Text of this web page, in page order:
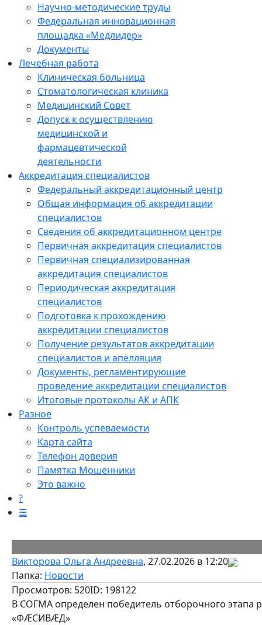
Научно-методические труды
Федеральная инновационная
площадка «Медлидер»
Документы
Лечебная работа
Клиническая больница
Стоматологическая клиника
Медицинский Совет
Допуск к осуществлению
медицинской и
фармацевтической
деятельности
Аккредитация специалистов
Федеральный аккредитационный центр
Общая информация об аккредитации
специалистов
Сведения об аккредитационном центре
Первичная аккредитация специалистов
Первичная специализированная
аккредитация специалистов
Периодическая аккредитация
специалистов
Подготовка к прохождению
аккредитации специалистов
Получение результатов аккредитации
специалистов и апелляция
Документы, регламентирующие
проведение аккредитации специалистов
Итоговые протоколы АК и АПК
Разное
Контроль успеваемости
Карта сайта
Телефон доверия
Памятка Мошенники
Это важно
?
☰
Викторова Ольга Андреевна, 27.02.2026 в 12:20
Папка: Новости
Просмотров: 520ID: 198122
В СОГМА определен победитель отборочного этапа
«ФӔСИВӔД»